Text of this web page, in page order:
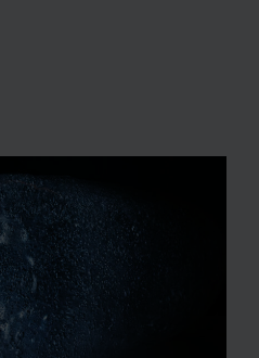
vi samarbetar med.
informationen med annan
eller som de har